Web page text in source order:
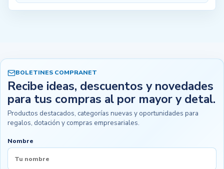
BOLETINES COMPRANET
Recibe ideas, descuentos y novedades
para tus compras al por mayor y detal.
Productos destacados, categorías nuevas y oportunidades para
regalos, dotación y compras empresariales.
Nombre